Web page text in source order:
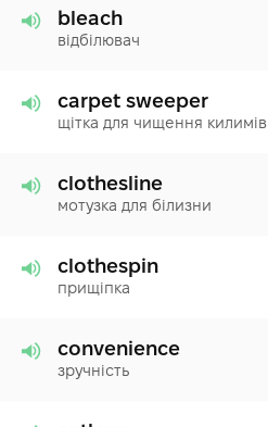
bleach
відбілювач
carpet sweeper
щітка для чищення килимів
clothesline
мотузка для білизни
clothespin
прищіпка
convenience
зручність